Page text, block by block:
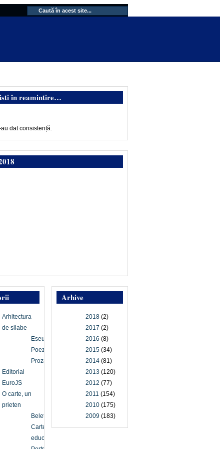
în reamintire…
dat consistență.
Arhive
2018 (2)
2017 (2)
2016 (8)
2015 (34)
2014 (81)
2013 (120)
2012 (77)
2011 (154)
2010 (175)
2009 (183)
Arhitectura
de silabe
Eseu
Poezie
Proză
Editorial
EuroJS
O carte, un
prieten
Beletristică
Carte
educațională